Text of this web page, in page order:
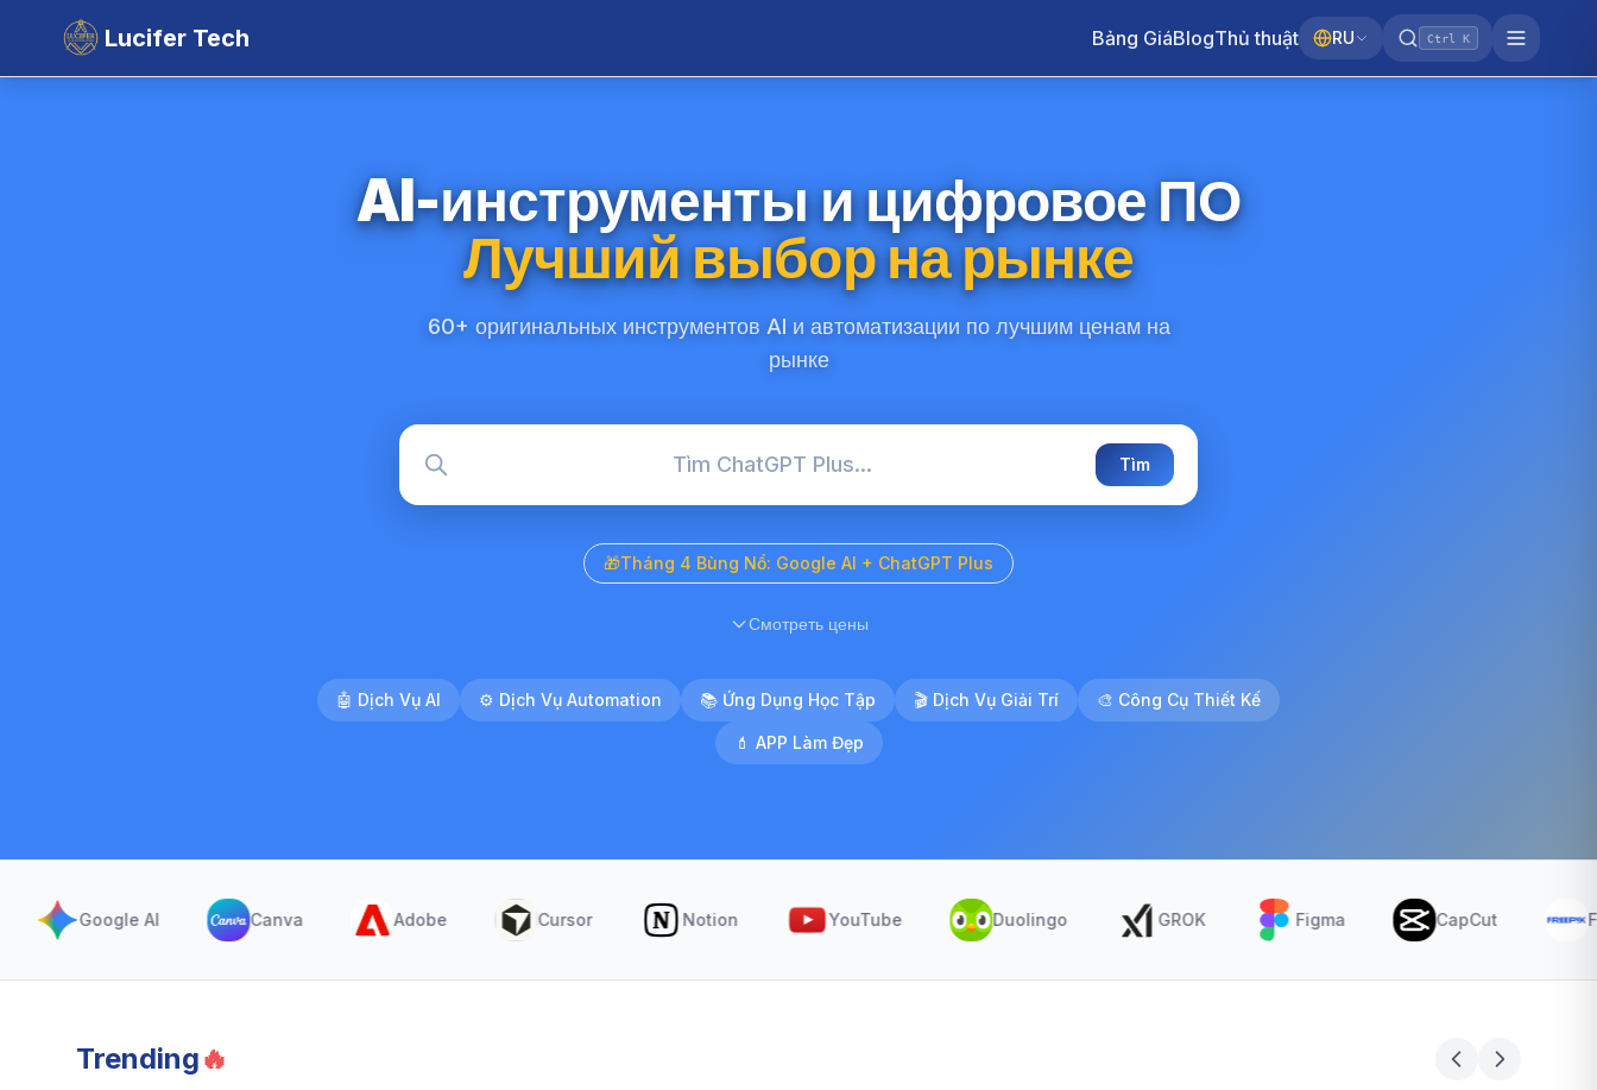
Lucifer Tech Bảng GiáBlogThủ thuật RU Ctrl K
AI-инструменты и цифровое ПО
Лучший выбор на рынке
60+ оригинальных инструментов AI и автоматизации по лучшим ценам на
рынке
Tìm ChatGPT Plus... Tìm
🎁Tháng 4 Bùng Nổ: Google AI + ChatGPT Plus
Смотреть цены
🤖 Dịch Vụ AI ⚙️ Dịch Vụ Automation 📚 Ứng Dụng Học Tập 🎬 Dịch Vụ Giải Trí 🎨 Công Cụ Thiết Kế
💄 APP Làm Đẹp
Google AI Canva Adobe Cursor Notion YouTube Duolingo GROK Figma CapCut Freepik
Trending🔥